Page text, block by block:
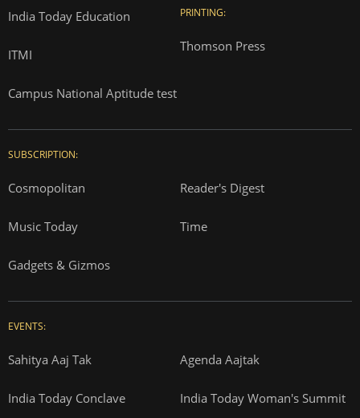
India Today Education
ITMI
Campus National Aptitude test
PRINTING:
Thomson Press
SUBSCRIPTION:
Cosmopolitan Reader's Digest
Music Today Time
Gadgets & Gizmos
EVENTS:
Sahitya Aaj Tak Agenda Aajtak
India Today Conclave India Today Woman's Summit